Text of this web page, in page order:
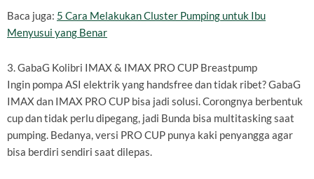
Baca juga: 5 Cara Melakukan Cluster Pumping untuk Ibu
Menyusui yang Benar
3. GabaG Kolibri IMAX & IMAX PRO CUP Breastpump
Ingin pompa ASI elektrik yang handsfree dan tidak ribet? GabaG
IMAX dan IMAX PRO CUP bisa jadi solusi. Corongnya berbentuk
cup dan tidak perlu dipegang, jadi Bunda bisa multitasking saat
pumping. Bedanya, versi PRO CUP punya kaki penyangga agar
bisa berdiri sendiri saat dilepas.